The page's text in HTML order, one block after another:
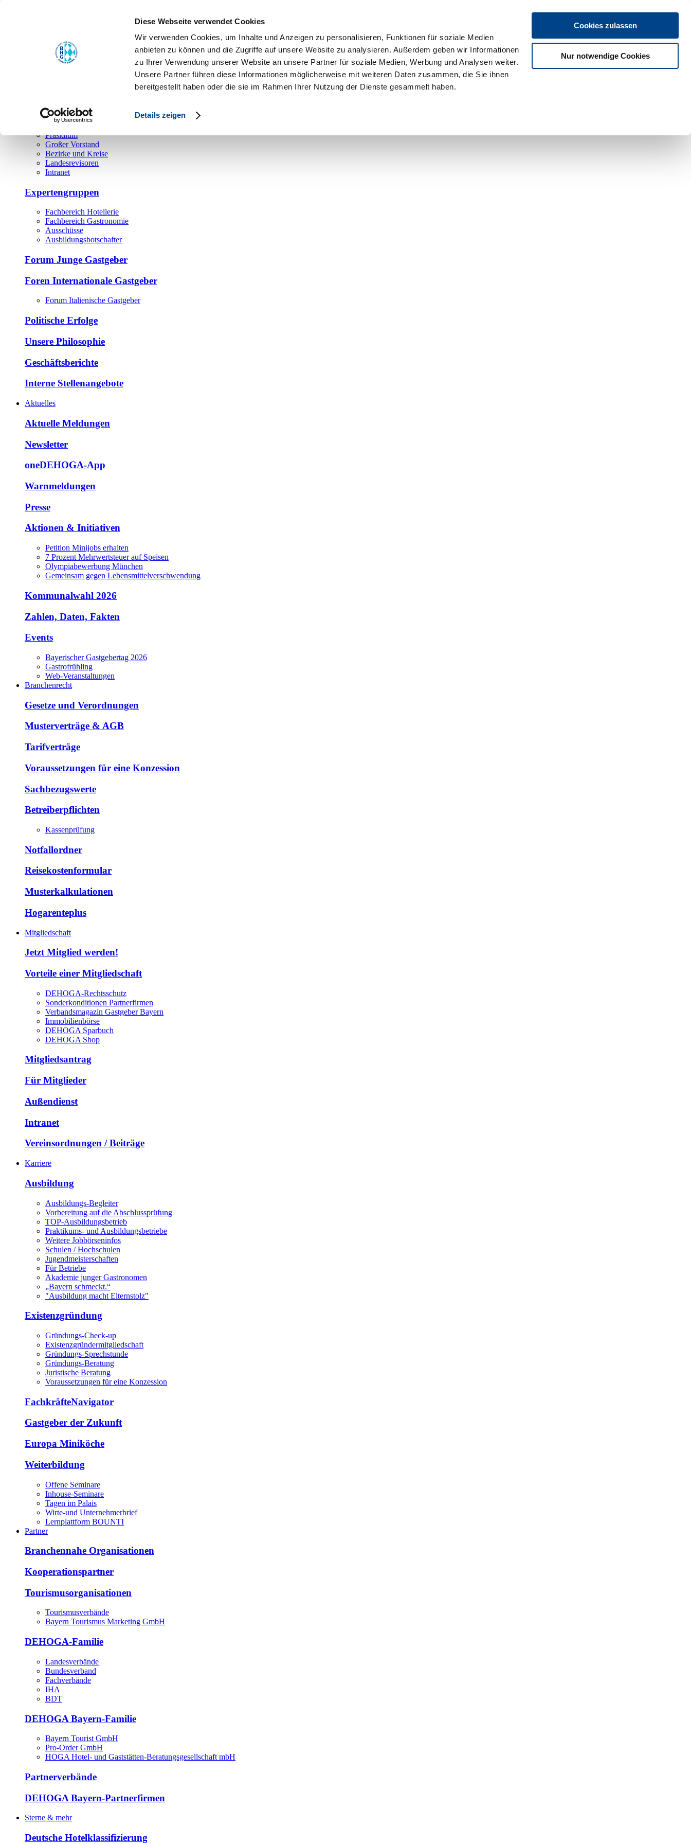
Diese Webseite verwendet Cookies
Wir verwenden Cookies, um Inhalte und Anzeigen zu personalisieren, Funktionen für soziale Medien
anbieten zu können und die Zugriffe auf unsere Website zu analysieren. Außerdem geben wir Informationen
zu Ihrer Verwendung unserer Website an unsere Partner für soziale Medien, Werbung und Analysen weiter.
Unsere Partner führen diese Informationen möglicherweise mit weiteren Daten zusammen, die Sie ihnen
bereitgestellt haben oder die sie im Rahmen Ihrer Nutzung der Dienste gesammelt haben.
Details zeigen
Cookies zulassen
Nur notwendige Cookies
Hauptamt
Bezirks- und Regionalgeschäftsstellen
Ehrenamt
Präsidium
Großer Vorstand
Bezirke und Kreise
Landesrevisoren
Intranet
Expertengruppen
Fachbereich Hotellerie
Fachbereich Gastronomie
Ausschüsse
Ausbildungsbotschafter
Forum Junge Gastgeber
Foren Internationale Gastgeber
Forum Italienische Gastgeber
Politische Erfolge
Unsere Philosophie
Geschäftsberichte
Interne Stellenangebote
Aktuelles
Aktuelle Meldungen
Newsletter
oneDEHOGA-App
Warnmeldungen
Presse
Aktionen & Initiativen
Petition Minijobs erhalten
7 Prozent Mehrwertsteuer auf Speisen
Olympiabewerbung München
Gemeinsam gegen Lebensmittelverschwendung
Kommunalwahl 2026
Zahlen, Daten, Fakten
Events
Bayerischer Gastgebertag 2026
Gastrofrühling
Web-Veranstaltungen
Branchenrecht
Gesetze und Verordnungen
Musterverträge & AGB
Tarifverträge
Voraussetzungen für eine Konzession
Sachbezugswerte
Betreiberpflichten
Kassenprüfung
Notfallordner
Reisekostenformular
Musterkalkulationen
Hogarenteplus
Mitgliedschaft
Jetzt Mitglied werden!
Vorteile einer Mitgliedschaft
DEHOGA-Rechtsschutz
Sonderkonditionen Partnerfirmen
Verbandsmagazin Gastgeber Bayern
Immobilienbörse
DEHOGA Sparbuch
DEHOGA Shop
Mitgliedsantrag
Für Mitglieder
Außendienst
Intranet
Vereinsordnungen / Beiträge
Karriere
Ausbildung
Ausbildungs-Begleiter
Vorbereitung auf die Abschlussprüfung
TOP-Ausbildungsbetrieb
Praktikums- und Ausbildungsbetriebe
Weitere Jobbörseninfos
Schulen / Hochschulen
Jugendmeisterschaften
Für Betriebe
Akademie junger Gastronomen
„Bayern schmeckt.“
"Ausbildung macht Elternstolz"
Existenzgründung
Gründungs-Check-up
Existenzgründermitgliedschaft
Gründungs-Sprechstunde
Gründungs-Beratung
Juristische Beratung
Voraussetzungen für eine Konzession
FachkräfteNavigator
Gastgeber der Zukunft
Europa Miniköche
Weiterbildung
Offene Seminare
Inhouse-Seminare
Tagen im Palais
Wirte-und Unternehmerbrief
Lernplattform BOUNTI
Partner
Branchennahe Organisationen
Kooperationspartner
Tourismusorganisationen
Tourismusverbände
Bayern Tourismus Marketing GmbH
DEHOGA-Familie
Landesverbände
Bundesverband
Fachverbände
IHA
BDT
DEHOGA Bayern-Familie
Bayern Tourist GmbH
Pro-Order GmbH
HOGA Hotel- und Gaststätten-Beratungsgesellschaft mbH
Partnerverbände
DEHOGA Bayern-Partnerfirmen
Sterne & mehr
Deutsche Hotelklassifizierung